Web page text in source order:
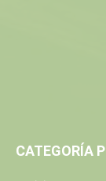
CATEGORÍA